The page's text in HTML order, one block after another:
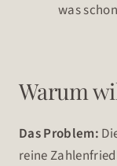
was
Warum
Das Problem:
reine